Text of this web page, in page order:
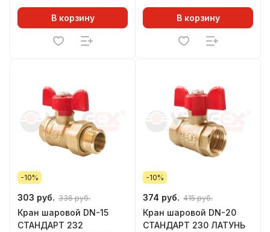
В корзину В корзину
-10%
303 руб. 336 руб.
Кран шаровой DN-15
СТАНДАРТ 232
-10%
374 руб. 415 руб.
Кран шаровой DN-20
СТАНДАРТ 230 ЛАТУНЬ